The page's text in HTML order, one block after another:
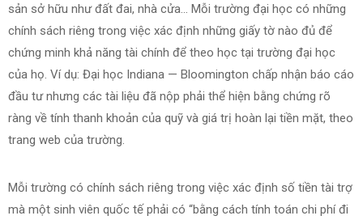
sản sở hữu như đất đai, nhà cửa… Mỗi trường đại học có những
chính sách riêng trong việc xác định những giấy tờ nào đủ để
chứng minh khả năng tài chính để theo học tại trường đại học
của họ. Ví dụ: Đại học Indiana — Bloomington chấp nhận báo cáo
đầu tư nhưng các tài liệu đã nộp phải thể hiện bằng chứng rõ
ràng về tính thanh khoản của quỹ và giá trị hoàn lại tiền mặt, theo
trang web của trường.
Mỗi trường có chính sách riêng trong việc xác định số tiền tài trợ
mà một sinh viên quốc tế phải có “bằng cách tính toán chi phí đi